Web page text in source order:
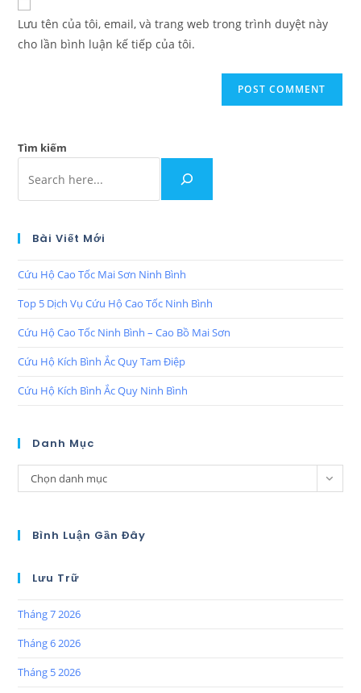
Lưu tên của tôi, email, và trang web trong trình duyệt này
cho lần bình luận kế tiếp của tôi.
Tìm kiếm
Bài Viết Mới
Cứu Hộ Cao Tốc Mai Sơn Ninh Bình
Top 5 Dịch Vụ Cứu Hộ Cao Tốc Ninh Bình
Cứu Hộ Cao Tốc Ninh Bình – Cao Bồ Mai Sơn
Cứu Hộ Kích Bình Ắc Quy Tam Điệp
Cứu Hộ Kích Bình Ắc Quy Ninh Bình
Danh Mục
Chọn danh mục
Bình Luận Gần Đây
Lưu Trữ
Tháng 7 2026
Tháng 6 2026
Tháng 5 2026